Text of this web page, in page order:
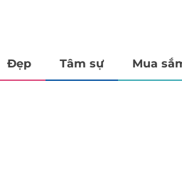
Đẹp Tâm sự Mua